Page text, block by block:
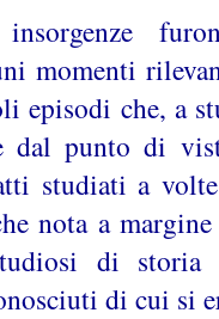
momenti
episodi che, a
dal punto di
studiati a
nota a
di storia
di cui si